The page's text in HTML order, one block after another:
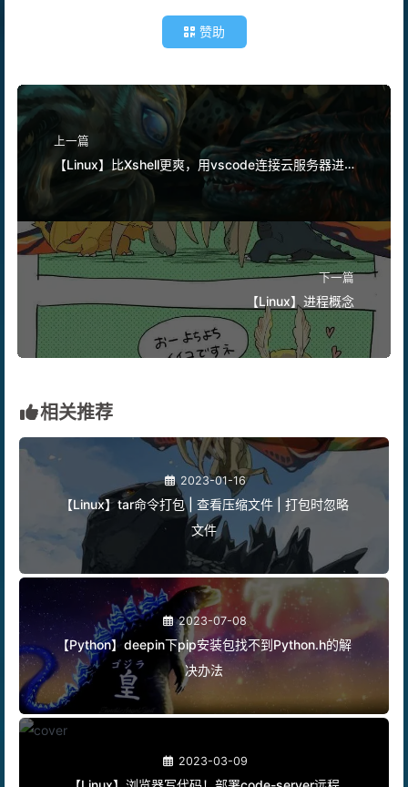
赞助
上一篇
【Linux】比Xshell更爽，用vscode连接云服务器进
行开发
下一篇
【Linux】进程概念
相关推荐
2023-01-16
【Linux】tar命令打包 | 查看压缩文件 | 打包时忽略
文件
2023-07-08
【Python】deepin下pip安装包找不到Python.h的解
决办法
2023-03-09